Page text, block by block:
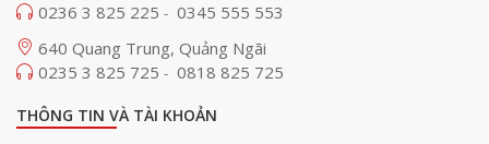
0236 3 825 225 - 0345 555 553
640 Quang Trung, Quảng Ngãi
0235 3 825 725 - 0818 825 725
THÔNG TIN VÀ TÀI KHOẢN